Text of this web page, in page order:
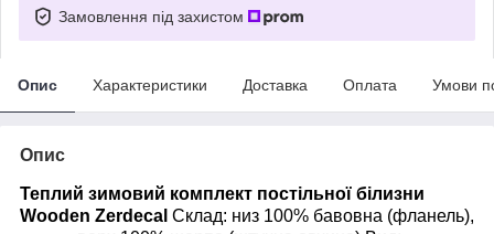
Замовлення під захистом
Опис Характеристики Доставка Оплата Умови
Опис
Теплий зимовий комплект постільної білизни
Wooden Zerdecal Склад: низ 100% бавовна (фланель),